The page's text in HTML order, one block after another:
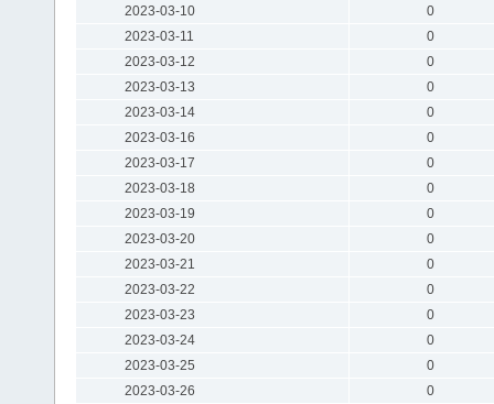
2023-03-10
0
2023-03-11
0
2023-03-12
0
2023-03-13
0
2023-03-14
0
2023-03-16
0
2023-03-17
0
2023-03-18
0
2023-03-19
0
2023-03-20
0
2023-03-21
0
2023-03-22
0
2023-03-23
0
2023-03-24
0
2023-03-25
0
2023-03-26
0